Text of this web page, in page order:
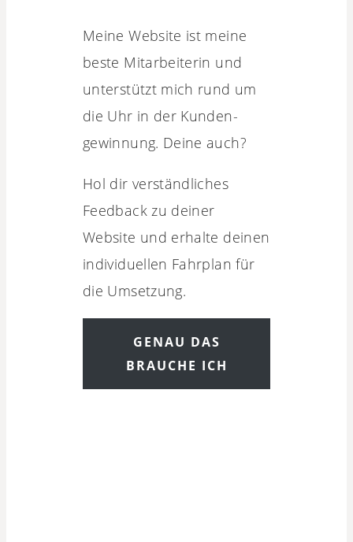
Meine Website ist meine
beste Mitarbeiterin und
unterstützt mich rund um
die Uhr in der Kunden­
gewinnung. Deine auch?
Hol dir verständliches
Feedback zu deiner
Website und erhalte deinen
individuellen Fahrplan für
die Umsetzung.
GENAU DAS
BRAUCHE ICH